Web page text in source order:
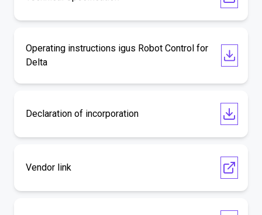
Operating instructions igus Robot Control for
Delta
Declaration of incorporation
Vendor link